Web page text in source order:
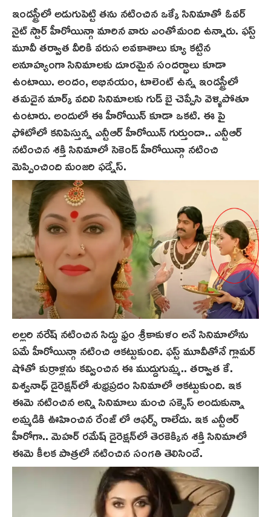
ఇండస్ట్రీలో అడుగుపెట్టి త‌ను నటించిన ఒక్కే సినిమాతో ఓవర్
నైట్ స్టార్ హీరోయిన్గా మారిన వారు ఎంతోమంది ఉన్నారు. ఫస్ట్
మూవీ తర్వాత వీరికి వరుస అవకాశాలు క్యూ కట్టిన
అనూహ్యంగా సినిమాలకు దూరమైన సందర్భాలు కూడా
ఉంటాయి. అందం, అభినయం, టాలెంట్ ఉన్న ఇండస్ట్రీలో
తమదైన మార్క్ వదిలి సినిమాలకు గుడ్ బై చెప్పేసి వెళ్ళిపోతూ
ఉంటారు. అందులో ఈ హీరోయిన్ కూడా ఒకటి. ఈ పై
ఫోటోలో కనిపిస్తున్న ఎన్టీఆర్ హీరోయిన్ గుర్తుందా.. ఎన్టీఆర్
నటించిన శక్తి సినిమాలో సెకెండ్‌ హీరోయిన్గా నటించి
మెప్పించింది మంజరి ఫ‌డ్నేస్.
అల్లరి నరేష్ నటించిన సిద్దు ఫ్రం శ్రీకాకుళం అనే సినిమాలోను
ఏమే హీరోయిన్గా నటించి ఆకట్టుకుంది. ఫస్ట్ మూవీతోనే గ్లామర్
షోతో కుర్రాళ్లను కవ్వించిన ఈ ముద్దుగుమ్మ.. తర్వాత కే.
విశ్వనాధ్ డైరెక్షన్‌లో శుభ్రప్ర‌దం సినిమాలో ఆకట్టుకుంది. ఇక
ఈమె నటించిన అన్ని సినిమాలు మంచి సక్సెస్ అందుకున్నా
అమ్మడికి ఊహించిన రేంజ్ లో ఆఫర్స్ రాలేదు. ఇక ఎన్టీఆర్
హీరోగా.. మెహర్ రమేష్ డైరెక్షన్‌లో తెరకెక్కిన శక్తి సినిమాలో
ఈమె కీలక పాత్రలో నటించిన సంగతి తెలిసిందే.